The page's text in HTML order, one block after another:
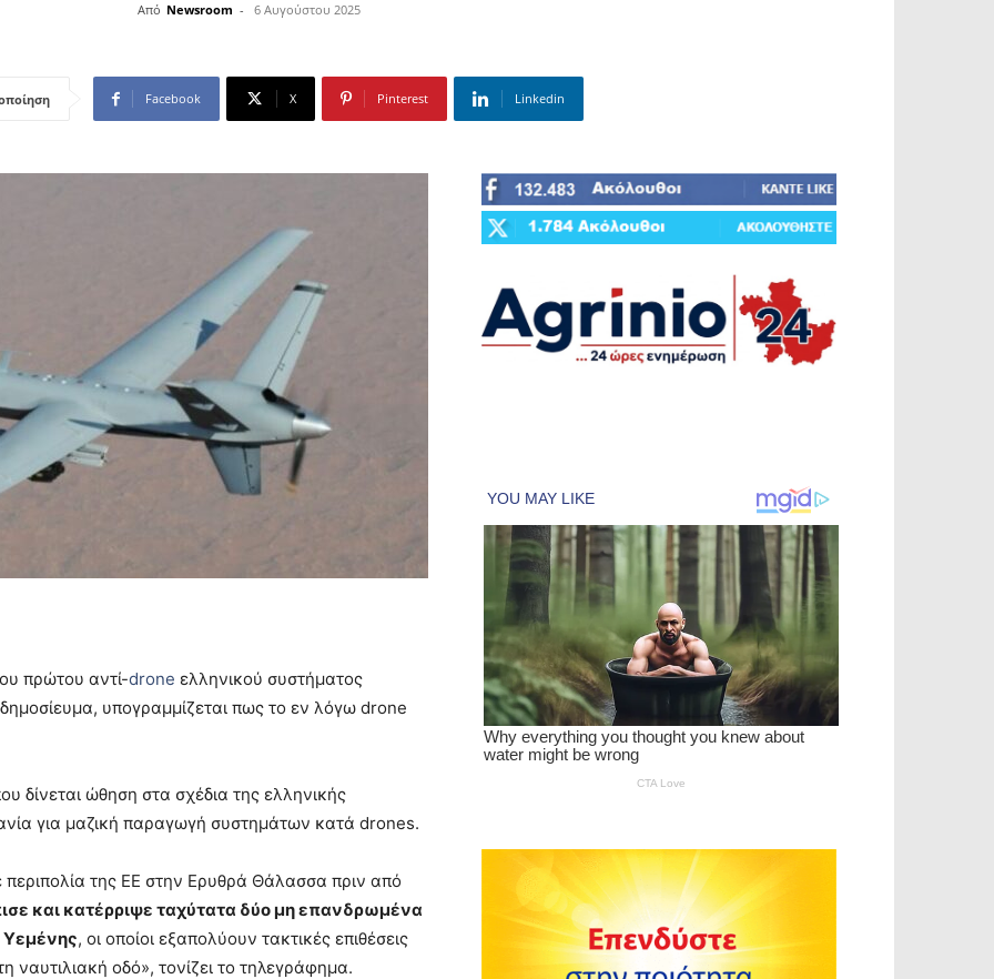
Από Newsroom - 6 Αυγούστου 2025
Facebook X Pinterest Linkedin
πρώτου αντί-drone ελληνικού συστήματος
υπογραμμίζεται πως το εν λόγω drone
δίνεται ώθηση στα σχέδια της ελληνικής
για μαζική παραγωγή συστημάτων κατά drones.
περιπολία της ΕΕ στην Ερυθρά Θάλασσα πριν από
και κατέρριψε ταχύτατα δύο μη επανδρωμένα
Υεμένης, οι οποίοι εξαπολύουν τακτικές επιθέσεις
οδό», τονίζει το τηλεγράφημα.